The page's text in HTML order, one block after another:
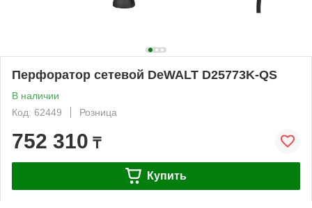
Перфоратор сетевой DeWALT D25773K-QS
В наличии
Код: 62449
Розница
752 310 ₸
Купить